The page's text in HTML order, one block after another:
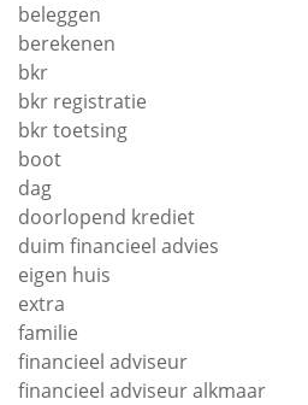
beleggen
berekenen
bkr
bkr registratie
bkr toetsing
boot
dag
doorlopend krediet
duim financieel advies
eigen huis
extra
familie
financieel adviseur
financieel adviseur alkmaar